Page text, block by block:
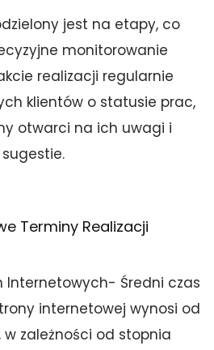
jest na etapy, co
monitorowanie
realizacji regularnie
klientów o statusie prac,
otwarci na ich uwagi i
sugestie.
Terminy Realizacji
Internetowych- Średni czas
internetowej wynosi od
zależności od stopnia